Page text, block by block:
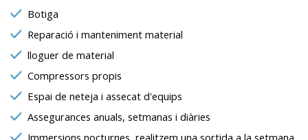
Botiga
Reparació i manteniment material
lloguer de material
Compressors propis
Espai de neteja i assecat d'equips
Assegurances anuals, setmanas i diàries
Immersions nocturnes, realitzem una sortida a la setmana.